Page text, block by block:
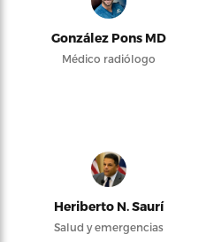
González Pons MD
Médico radiólogo
Heriberto N. Saurí
Salud y emergencias